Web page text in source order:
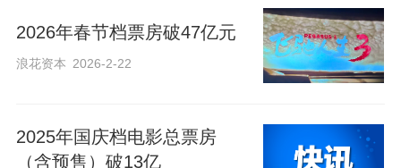
2026年春节档票房破47亿元
浪花资本 2026-2-22
2025年国庆档电影总票房
（含预售）破13亿